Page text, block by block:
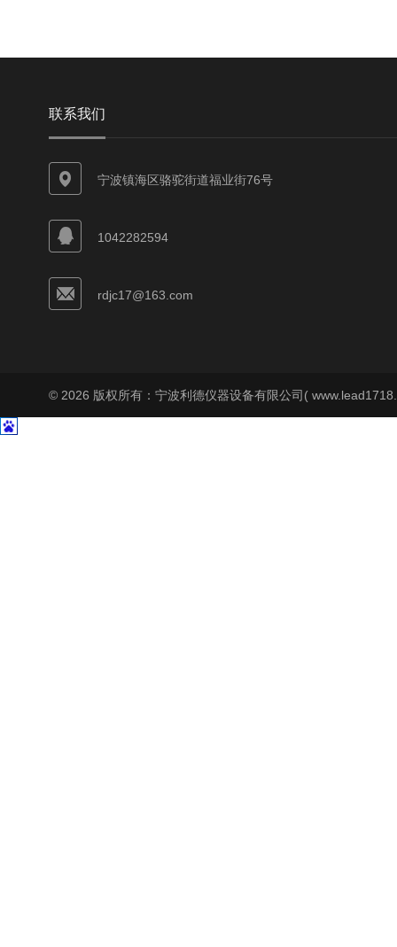
联系我们
宁波镇海区骆驼街道福业街76号
1042282594
rdjc17@163.com
© 2026 版权所有：宁波利德仪器设备有限公司(